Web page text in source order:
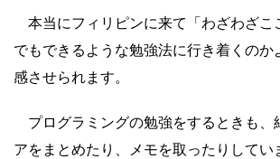
本当にフィリピンに来て「わざわざこ
でもできるような勉強法に行き着くのか
感させられます。
プログラミングの勉強をするときも、
アをまとめたり、メモを取ったりしてい